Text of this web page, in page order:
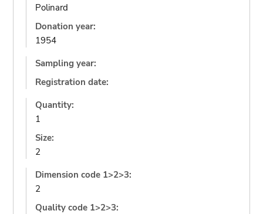
Polinard
Donation year:
1954
Sampling year:
Registration date:
Quantity:
1
Size:
2
Dimension code 1>2>3:
2
Quality code 1>2>3: